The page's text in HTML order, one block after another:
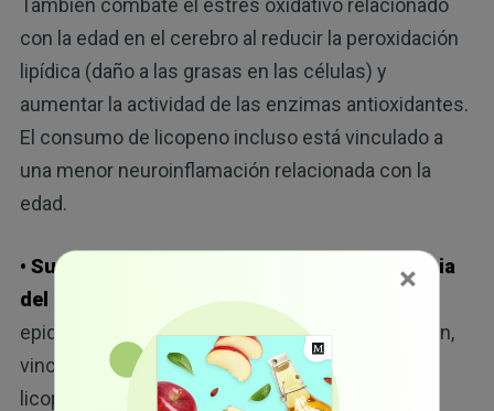
con la edad en el cerebro al reducir la peroxidación
lipídica (daño a las grasas en las células) y
aumentar la actividad de las enzimas antioxidantes.
El consumo de licopeno incluso está vinculado a
una menor neuroinflamación relacionada con la
edad.
• Su salud cardiovascular también se beneficia
del consumo de licopeno:los estudios
epidemiológicos, como se describe en la revisión,
vinculan de forma sistemática el consumo de
licopeno con un riesgo menor de enfermedades
×